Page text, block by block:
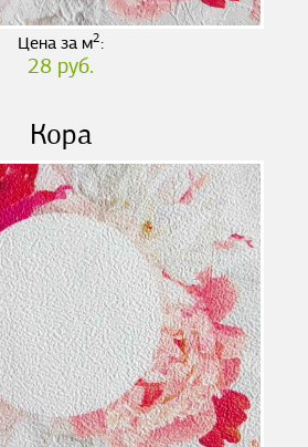
Цена за м2:
28 руб.
Кора